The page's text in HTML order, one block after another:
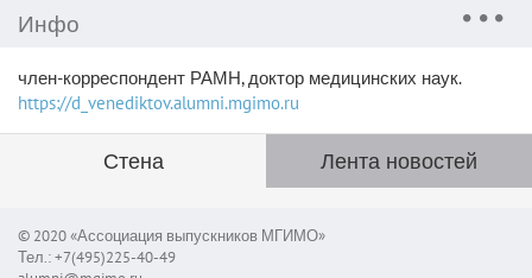
Инфо
член-корреспондент РАМН, доктор медицинских наук.
https://d_venediktov.alumni.mgimo.ru
Стена Лента новостей
© 2020 «Ассоциация выпускников МГИМО»
Тел.: +7(495)225-40-49